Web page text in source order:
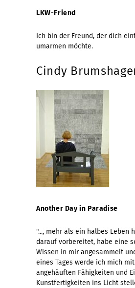
LKW-Friend
Ich bin der Freund, der dich
umarmen möchte.
Cindy
Another Day in Paradise
"..., mehr als ein halbes Leben
darauf vorbereitet, habe eine
Wissen in mir angesammelt
eines Tages werde ich mich
angehäuften Fähigkeiten und
Kunstfertigkeiten ins Licht